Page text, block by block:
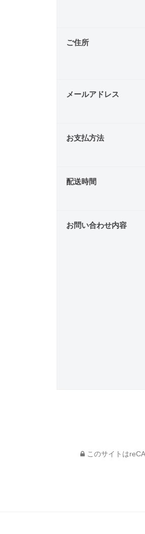
ご住所
メールアドレス
お支払方法
配送時間
お問い合わせ内容
このサイトは